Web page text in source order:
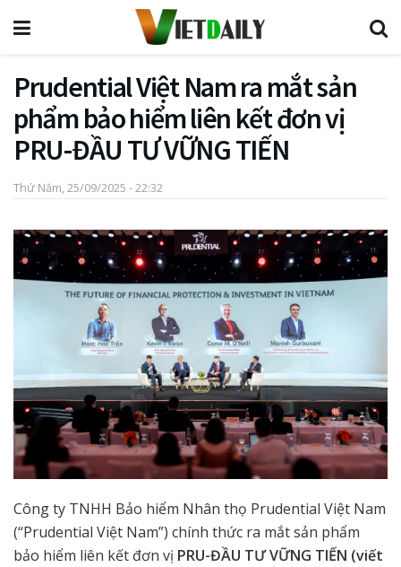
Prudential Việt Nam ra mắt sản
phẩm bảo hiểm liên kết đơn vị
PRU-ĐẦU TƯ VỮNG TIẾN
Thứ Năm, 25/09/2025 - 22:32
Công ty TNHH Bảo hiểm Nhân thọ Prudential Việt Nam
(“Prudential Việt Nam”) chính thức ra mắt sản phẩm
bảo hiểm liên kết đơn vị PRU-ĐẦU TƯ VỮNG TIẾN (viết